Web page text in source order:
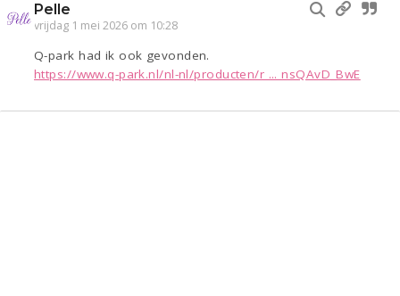
Pelle
vrijdag 1 mei 2026 om 10:28
Q-park had ik ook gevonden.
https://www.q-park.nl/nl-nl/producten/r ... nsQAvD_BwE